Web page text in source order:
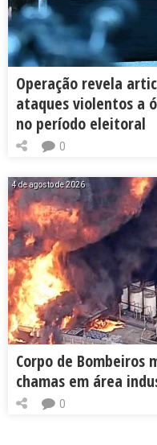
Operação revela
ataques violentos a
no período eleitoral
0
4 de agosto de 2026
Corpo de Bombeiros
chamas em área
0